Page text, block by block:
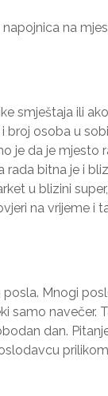
na
smještaja ili
broj osoba u
je da je mjesto
rada bitna je i
u blizini
na vrijeme i
Mnogi
samo navečer.
dan.